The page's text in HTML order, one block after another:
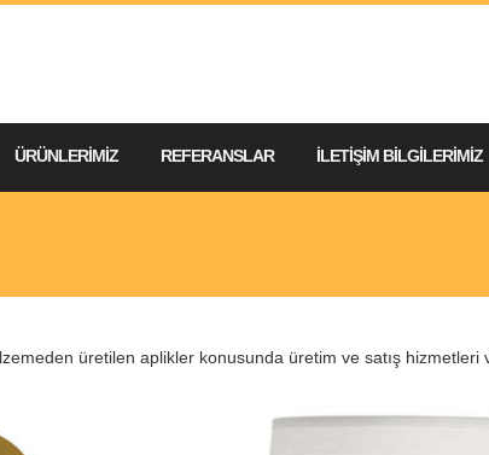
ÜRÜNLERİMİZ REFERANSLAR İLETİŞİM BİLGİLERİMİZ
üretilen aplikler konusunda üretim ve satış